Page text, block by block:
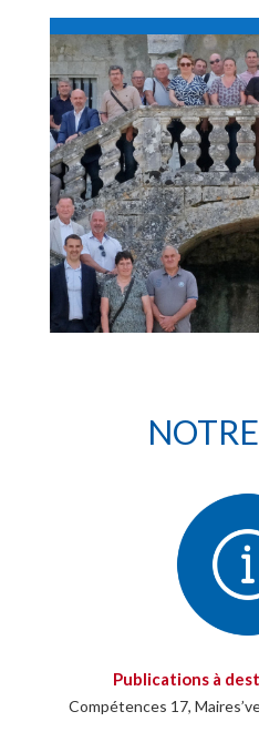
Publications à
Compétences 17,